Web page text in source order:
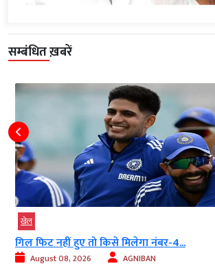
सम्बंधित ख़बरें
खेल
गिल फिट नहीं हुए तो किसे मिलेगा नंबर-4...
August 08, 2026 AGNIBAN